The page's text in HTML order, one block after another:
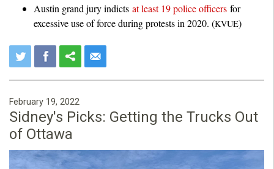
Austin grand jury indicts at least 19 police officers for
excessive use of force during protests in 2020. (KVUE)
February 19, 2022
Sidney's Picks: Getting the Trucks Out
of Ottawa